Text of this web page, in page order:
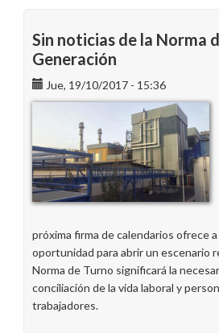
las
sustituciones
de
los
trabajadores
turno
Sin noticias de la Norma
Generación
Jue, 19/10/2017 - 15:36
próxima firma de calendarios ofrece
oportunidad para abrir un escenario
Norma de Turno significará la
conciliación de la vida laboral y
trabajadores.